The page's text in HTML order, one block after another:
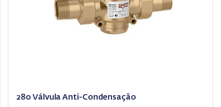
280 Válvula Anti-Condensação